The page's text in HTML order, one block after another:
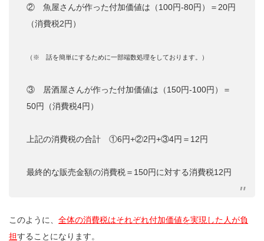
② 魚屋さんが作った付加価値は（100円-80円）＝20円
（消費税2円）
（※ 話を簡単にするために一部端数処理をしております。）
③ 居酒屋さんが作った付加価値は（150円-100円）＝
50円（消費税4円）
上記の消費税の合計 ①6円+②2円+③4円＝12円
最終的な販売金額の消費税＝150円に対する消費税12円
このように、 全体の消費税はそれぞれ付加価値を実現した人が負
担することになります。